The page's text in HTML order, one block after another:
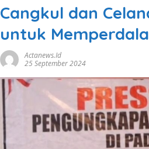
Cangkul dan
untuk
Actanews.id
25 September 2024